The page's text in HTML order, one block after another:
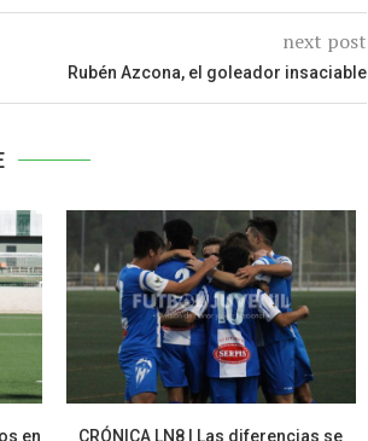
next post
Rubén Azcona, el goleador insaciable
en CRÓNICA LN8 | Las diferencias se